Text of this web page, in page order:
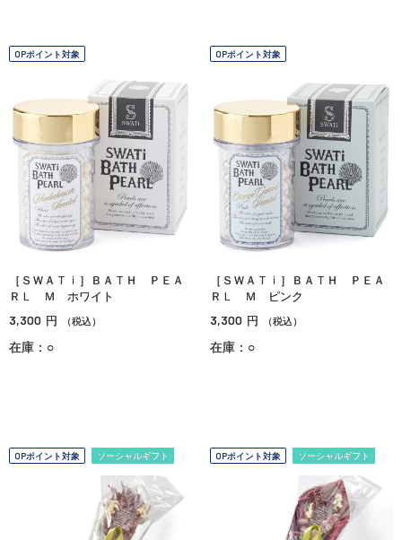
OPポイント対象
［ＳＷＡＴｉ］ＢＡＴＨ ＰＥＡ
ＲＬ Ｍ ホワイト
3,300 円 （税込）
在庫：○
OPポイント対象
［ＳＷＡＴｉ］ＢＡＴＨ ＰＥＡ
ＲＬ Ｍ ピンク
3,300 円 （税込）
在庫：○
OPポイント対象 ソーシャルギフト OPポイント対象 ソーシャルギフト